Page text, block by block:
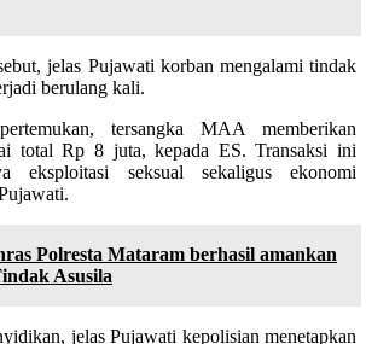
jelas Pujawati korban mengalami tindak
berulang kali.
tersangka MAA memberikan
total Rp 8 juta, kepada ES. Transaksi ini
eksploitasi seksual sekaligus ekonomi
Polresta Mataram berhasil amankan
Asusila
jelas Pujawati kepolisian menetapkan